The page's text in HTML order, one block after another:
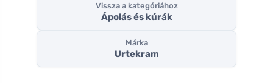
Vissza a kategóriához
Ápolás és kúrák
Márka
Urtekram